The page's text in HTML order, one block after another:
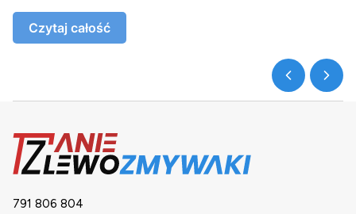
Czytaj całość
791 806 804